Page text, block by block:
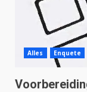
Alles Enquete